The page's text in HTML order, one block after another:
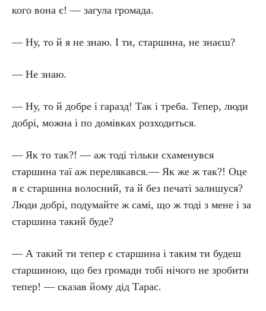
кого вона є! — загула громада.
— Ну, то й я не знаю. І ти, старшина, не знаєш?
— Не знаю.
— Ну, то й добре і гаразд! Так і треба. Тепер, люди
добрі, можна і по домівках розходиться.
— Як то так?! — аж тоді тільки схаменувся
старшина таї аж перелякався.— Як же ж так?! Оце
я є старшина волосний, та й без печаті залишуся?
Люди добрі, подумайте ж самі, що ж тоді з мене і за
старшина такий буде?
— А такий ти тепер є старшина і таким ти будеш
старшиною, що без громади тобі нічого не зробити
тепер! — сказав йому дід Тарас.